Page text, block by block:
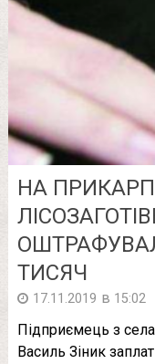
НА
ТИСЯЧ
17.11.2019 в 15:02
Підприємець з
Василь Зіник